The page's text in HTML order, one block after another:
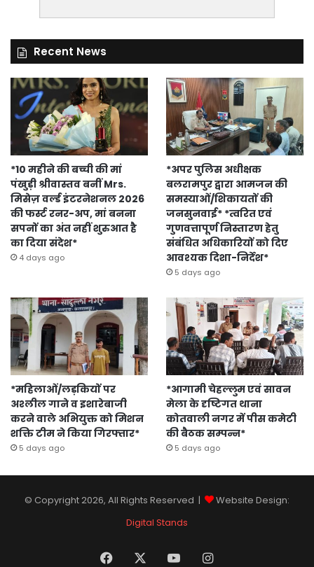
Recent News
*10 महीने की बच्ची की मां
पंखुड़ी श्रीवास्तव बनीं Mrs.
मिसेज़ वर्ल्ड इंटरनेशनल 2026
की फर्स्ट रनर-अप, मां बनना
सपनों का अंत नहीं शुरुआत है
का दिया संदेश*
4 days ago
*अपर पुलिस अधीक्षक
बलरामपुर द्वारा आमजन की
समस्याओं/शिकायतों की
जनसुनवाई* *त्वरित एवं
गुणवत्तापूर्ण निस्तारण हेतु
संबंधित अधिकारियों को दिए
आवश्यक दिशा-निर्देश*
5 days ago
*महिलाओं/लड़कियों पर
अश्लील गाने व इशारेबाजी
करने वाले अभियुक्त को मिशन
शक्ति टीम ने किया गिरफ्तार*
5 days ago
*आगामी चेहल्लुम एवं सावन
मेला के दृष्टिगत थाना
कोतवाली नगर में पीस कमेटी
की बैठक सम्पन्न*
5 days ago
© Copyright 2026, All Rights Reserved |
Website Design:
Digital Stands
Facebook YouTubeInstagram